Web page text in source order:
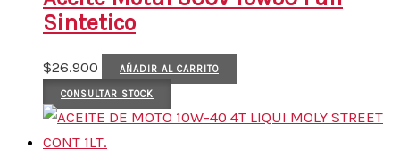
Sintetico
$26.900 AÑADIR AL CARRITO
CONSULTAR STOCK